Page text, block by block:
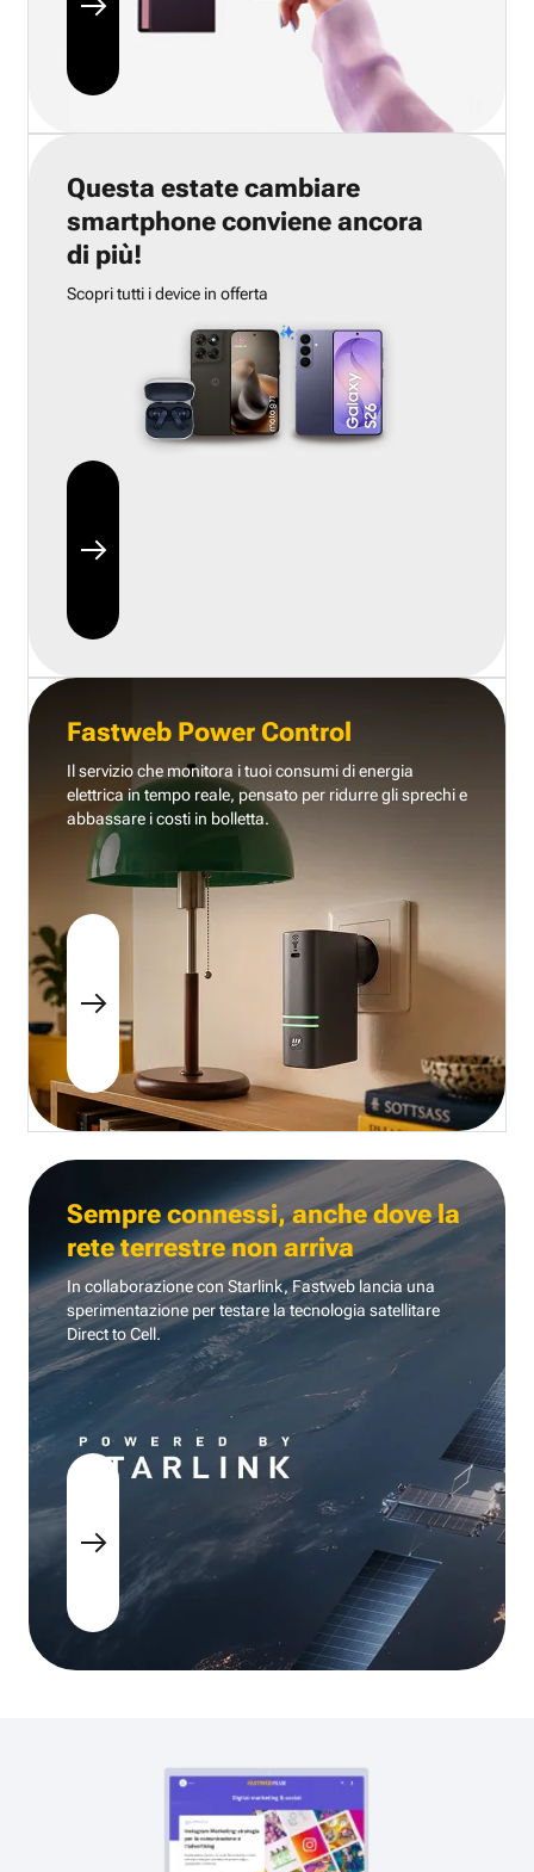
Questa estate cambiare
smartphone conviene ancora
di più!
Scopri tutti i device in offerta
Fastweb Power Control
Il servizio che monitora i tuoi consumi di energia
elettrica in tempo reale, pensato per ridurre gli sprechi e
abbassare i costi in bolletta.
Sempre connessi, anche dove la
rete terrestre non arriva
In collaborazione con Starlink, Fastweb lancia una
sperimentazione per testare la tecnologia satellitare
Direct to Cell.